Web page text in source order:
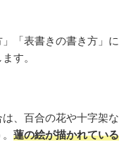
「表書きの書き方」に
す。
、百合の花や十字架な
。蓮の絵が描かれている